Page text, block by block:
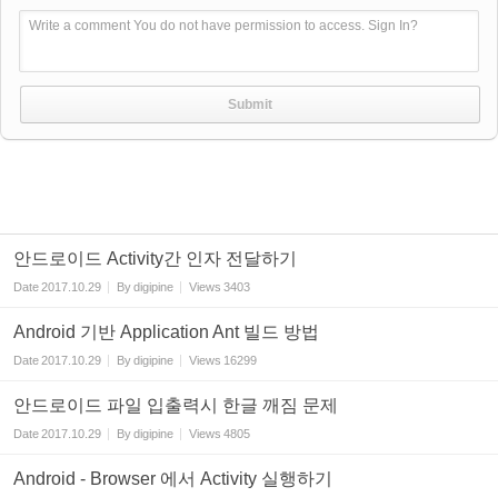
Write a comment You do not have permission to access. Sign In?
안드로이드 Activity간 인자 전달하기
Date2017.10.29 Bydigipine Views 3403
Android 기반 Application Ant 빌드 방법
Date2017.10.29 Bydigipine Views 16299
안드로이드 파일 입출력시 한글 깨짐 문제
Date2017.10.29 Bydigipine Views 4805
Android - Browser 에서 Activity 실행하기